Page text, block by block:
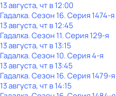
13 августа, чт в 12:00
Гадалка. Сезон 16. Серия 1474-я
13 августа, чт в 12:45
Гадалка. Сезон 11. Серия 129-я
13 августа, чт в 13:15
Гадалка. Сезон 10. Серия 4-я
13 августа, чт в 13:45
Гадалка. Сезон 16. Серия 1479-я
13 августа, чт в 14:15